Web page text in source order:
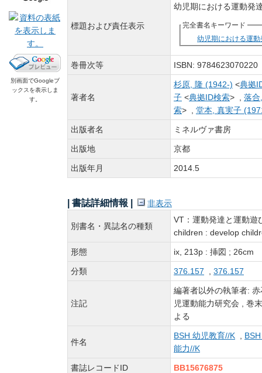
別画面でGoogleブ
ックスを表示しま
す。
標題および責任表示
幼児期における運動
完全書名キーワード
幼児期における運
巻冊次等 ISBN:
著者名
杉原, 隆 (1942-) <典拠
子 <典拠ID検索> , 落合
索> , 堂本, 真実子
出版者名 ミネルヴァ書房
出版地 京都
出版年月 2014.5
| 書誌詳細情報 | 非表示
別書名・異誌名の種類
VT：運動発達と運動
children : develop
形態 ix, 213p : 挿図 ; 26cm
分類 376.157 376.157
注記
編著者以外の執筆者:
児運動能力研究会 , 巻
よる
件名
BSH 幼児教育//K
能力//K
書誌レコードID BB15676875